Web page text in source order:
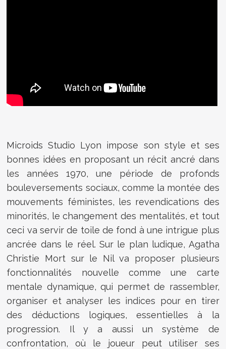
Microids Studio Lyon impose son style et ses
bonnes idées en proposant un récit ancré dans
les années 1970, une période de profonds
bouleversements sociaux, comme la montée des
mouvements féministes, les revendications des
minorités, le changement des mentalités, et tout
ceci va servir de toile de fond à une intrigue plus
ancrée dans le réel. Sur le plan ludique, Agatha
Christie Mort sur le Nil va proposer plusieurs
fonctionnalités nouvelle comme une carte
mentale dynamique, qui permet de rassembler,
organiser et analyser les indices pour en tirer
des déductions logiques, essentielles à la
progression. Il y a aussi un système de
confrontation, où le joueur peut utiliser ses